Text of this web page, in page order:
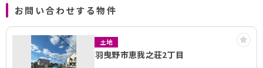
お問い合わせする物件
土地
羽曳野市恵我之荘2丁目